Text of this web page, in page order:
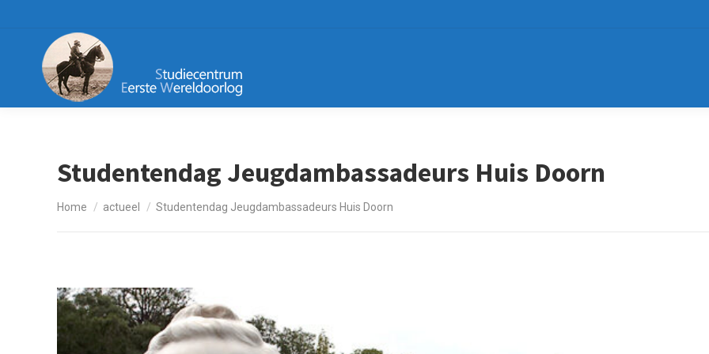
Studentendag Jeugdambassadeurs Huis Doorn
Je bent hier:
Home actueel Studentendag Jeugdambassadeurs Huis Doorn